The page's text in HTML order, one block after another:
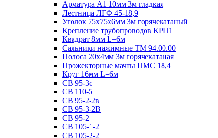
Арматура А1 10мм 3м гладкая
Лестница ЛГФ 45-18,9
Уголок 75х75х6мм 3м горячекатаный
Крепление трубопроводов КРП1
Квадрат 8мм L=6м
Сальники нажимные ТМ 94.00.00
Полоса 20х4мм 3м горячекатаная
Прожекторные мачты ПМС 18,4
Круг 16мм L=6м
СВ 95-3с
СВ 110-5
СВ 95-2-2в
СВ 95-3-2В
СВ 95-2
СВ 105-1-2
СВ 105-2-2